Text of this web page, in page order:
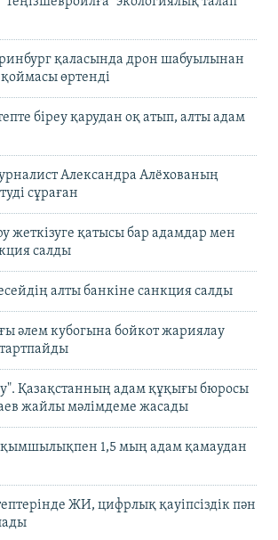
қаласында дрон шабуылынан
өртенді
біреу қарудан оқ атып, алты адам
Александра Алёхованың
сұраған
жеткізуге қатысы бар адамдар мен
салды
алты банкіне санкция салды
әлем кубогына бойкот жариялау
Қазақстанның адам құқығы бюросы
жайлы мәлімдеме жасады
1,5 мың адам қамаудан
ЖИ, цифрлық қауіпсіздік пән